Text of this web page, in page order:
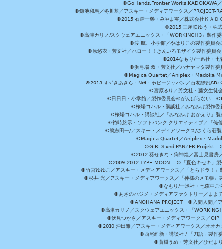
©GoHands,Frontier Works,KADOKAWA
©鎌池和馬／冬川基／アスキー・メディアワークス／
©2015 石踏一榮・みやま零／株式会社ＫＡＤ
©2015 三屋咲ゆう・株
©高津カリノ/スクウェアエニックス・「WORKING!!3」製作
©渡 航、小学館／やはりこの製作委員
©原悠衣・芳文社／ハロー！！きんいろモザイク製作委員
©2014なもり/一迅社・
©浜弓場 双・芳文社／ハナヤマタ製作
©Magica Quartet／Aniplex・Madoka
©2013 すずきあきら・Niθ・ホビージャパン／百花繚乱
©宮原るり／芳文社・藤女生徒
©日日日・小学館／製作委員会＠がんばらない
©桜場コハル・講談社／みなみけ製作
©桜場コハル・講談社／「みなみけ おかえり」
©裕時悠示・ソフトバンク クリエイティブ／「
©鴨志田一/アスキー・メディアワークス/さく
©Magica Quartet／Aniplex・
©GIRLS und PANZER Projekt ©
©2012 葵せきな・狗神煌／富士見書
©2009-2012 TYPE-MOON ©「夏色キセキ」製
©竹宮ゆゆこ／アスキー・メディアワークス／「とらドラ！
©杉井 光／アスキー・メディアワークス／『神様のメモ帳
©なもり/一迅社・七森中
©あさのハジメ・メディアファクトリー／ま
©ANOHANA PROJECT ©入間人間／ア
©高津カリノ／スクウェアエニックス・「
©伏見つかさ／アスキー・メディアワークス／
©2010 沖田雅／アスキー・メディアワークス／オオ
©西尾維新・講談社 / 「刀語」製作
©蒼樹うめ・芳文社／ひだま